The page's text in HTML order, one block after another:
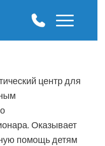
центр для
Оказывает
помощь детям